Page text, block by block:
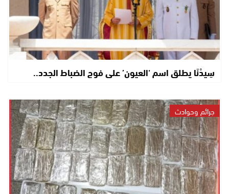
سِيدْنَا يطلق اسم ‘العيون’ على فوج الضباط الجدد..
جرائم وحوادث